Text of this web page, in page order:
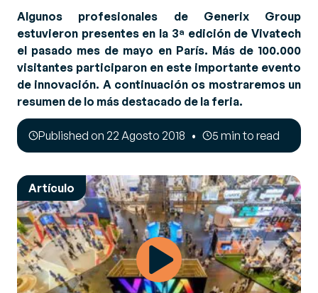
Algunos profesionales de Generix Group
estuvieron presentes en la 3ª edición de Vivatech
el pasado mes de mayo en París. Más de 100.000
visitantes participaron en este importante evento
de innovación. A continuación os mostraremos un
resumen de lo más destacado de la feria.
Published on 22 Agosto 2018 5 min to read
Artículo